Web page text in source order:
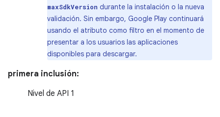
maxSdkVersion durante la instalación o la nueva
validación. Sin embargo, Google Play continuará
usando el atributo como filtro en el momento de
presentar a los usuarios las aplicaciones
disponibles para descargar.
primera inclusión:
Nivel de API 1